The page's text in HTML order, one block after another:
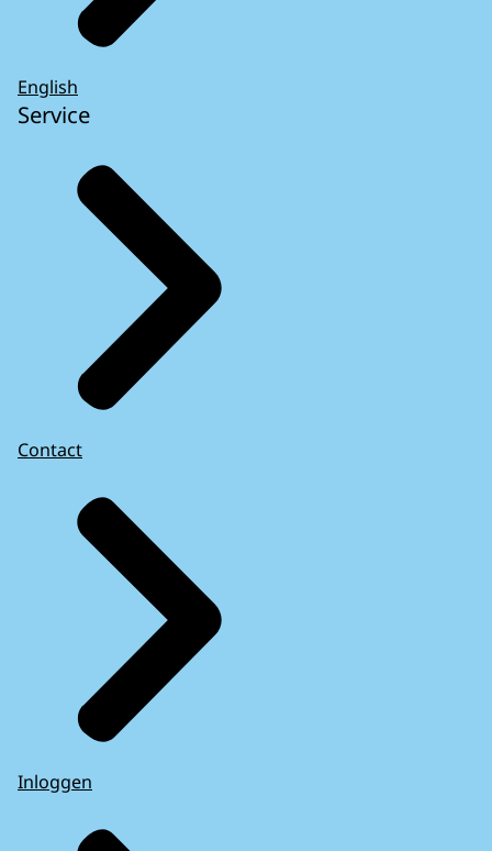
English
Service
Contact
Inloggen